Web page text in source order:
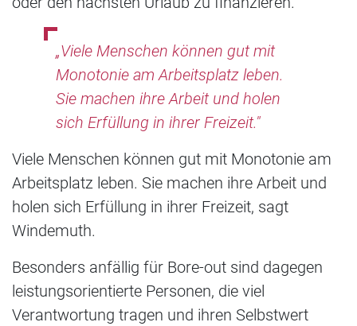
„Viele Menschen können gut mit
Monotonie am Arbeitsplatz leben.
Sie machen ihre Arbeit und holen
sich Erfüllung in ihrer Freizeit."
Viele Menschen können gut mit Monotonie am
Arbeitsplatz leben. Sie machen ihre Arbeit und
holen sich Erfüllung in ihrer Freizeit, sagt
Windemuth.
Besonders anfällig für Bore-out sind dagegen
leistungsorientierte Personen, die viel
Verantwortung tragen und ihren Selbstwert